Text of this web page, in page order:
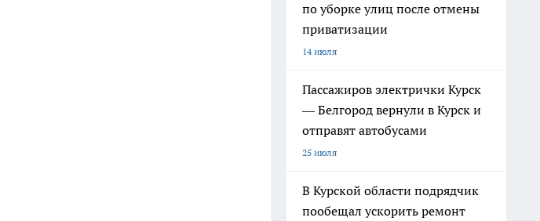
по уборке улиц после отмены
приватизации
14 июля
Пассажиров электрички Курск
— Белгород вернули в Курск и
отправят автобусами
25 июля
В Курской области подрядчик
пообещал ускорить ремонт